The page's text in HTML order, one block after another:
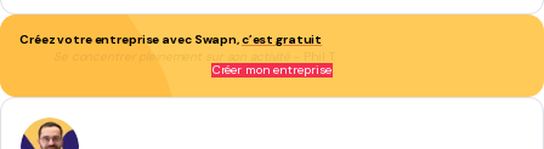
Créez votre entreprise avec Swapn,c’est gratuit
Se concentrer pleinement sur son activité
Créer mon entreprise